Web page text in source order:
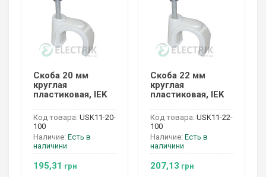
Скоба 20 мм
круглая
пластиковая, IEK
Код товара: USK11-20-
100
Наличие: Есть в
наличини
195,31 грн
Скоба 22 мм
круглая
пластиковая, IEK
Код товара: USK11-22-
100
Наличие: Есть в
наличини
207,13 грн